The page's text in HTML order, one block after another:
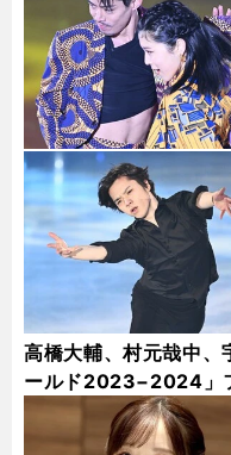
高橋大輔、村元哉中
ールド2023−2024」